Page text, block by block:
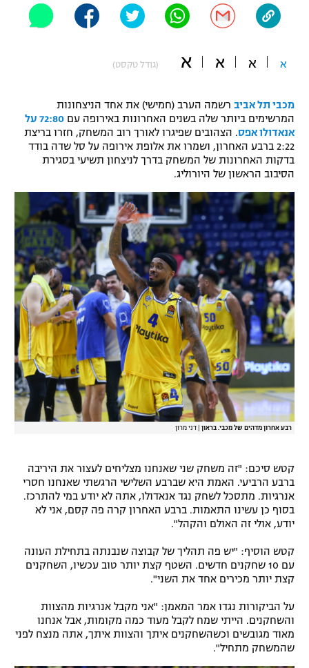
"מחצית בשכונה" – פודקאסט
משתתפים וזוכים בפרסים
תקנון משתתפים וזוכים בפרסים
תקנון עבור פעילות אלקטרה
תקנון עבור פעילות ספורט 1 – "מרלן"
טניס
גיימינג E-Sports
תנאי שימוש
מדיניות פרטיות
תקנון פעילות ספורט 1
רשיון להקרנה פומבית לבית עסק
הצטרפות לחבילת הערוצים
לוח דרושים – ג'ובנט
תגיות
אופניים
ספורט מוטורי
פוטבול אמריקאי NFL
בייסבול MLB
ספורט אתגרי ואקסטרים
אומנויות לחימה
גיימינג E-Sports
א א א א (גודל טקסט)
מכבי תל אביב רשמה הערב (חמישי) את אחד הניצחונות
המרשימים ביותר שלה בשנים האחרונות באירופה עם
72:80 על
אנאדולו אפס. הצהובים שפיגרו לאורך רוב המשחק, חזרו בריצת
2:22 ברבע האחרון, ושמרו את אלופת אירופה על סל שדה בודד
בדקות האחרונות של המשחק בדרך לניצחון תשיעי בסגירת
הסיבוב הראשון של היורוליג.
רבע אחרון מדהים של מכבי. בראון דני מרון
קטש סיכם: "זה משחק שני שאנחנו מצליחים לעצור את היריבה
ברבע הרביעי. האמת היא שברבע השלישי הרגשתי שאנחנו חסרי
אנרגיות. מתסכל לשחק נגד אנאדולו, אתה לא יודע במי להתרכז.
בסוף כן עשינו התאמות. ברבע האחרון קרה פה קסם, אני לא
יודע, אולי זה האולם והקהל".
קטש הוסיף: "יש פה תהליך של קבוצה שנבנתה בתחילת העונה
עם 10 שחקנים חדשים. השטף קצת יותר טוב עכשיו, השחקנים
קצת יותר מכירים אחד את השני".
על הביקורות נגדו אמר המאמן: "אני מקבל אנרגיות מהצוות
והשחקנים. הייתי שמח לקבל מעוד כמה מקומות, אבל אנחנו
מאוד מגובשים וכשהשחקנים איתך והצוות איתך, אתה מנצח לפני
שהמשחק מתחיל".